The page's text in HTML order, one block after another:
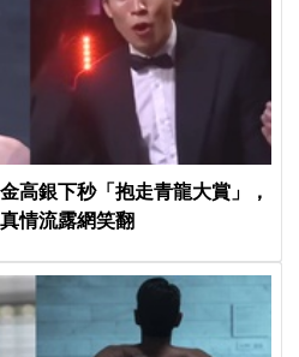
高銀下秒「抱走青龍大賞」，
情流露網笑翻